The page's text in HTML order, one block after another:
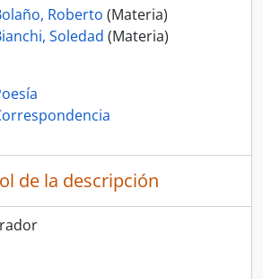
Roberto (Materia)
Soledad (Materia)
de la descripción